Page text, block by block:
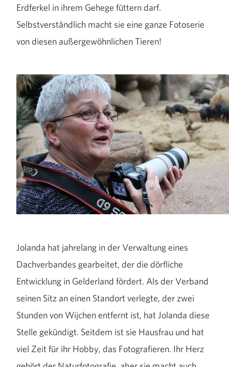
Erdferkel in ihrem Gehege füttern darf.
Selbstverständlich macht sie eine ganze Fotoserie
von diesen außergewöhnlichen Tieren!
Jolanda hat jahrelang in der Verwaltung eines
Dachverbandes gearbeitet, der die dörfliche
Entwicklung in Gelderland fördert. Als der Verband
seinen Sitz an einen Standort verlegte, der zwei
Stunden von Wijchen entfernt ist, hat Jolanda diese
Stelle gekündigt. Seitdem ist sie Hausfrau und hat
viel Zeit für ihr Hobby, das Fotografieren. Ihr Herz